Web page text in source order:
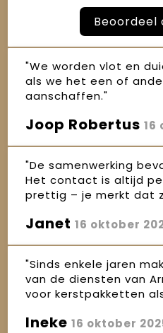
Beoordeel
"We worden vlot en
als we het een of
aanschaffen."
Joop Robertus 16
"De samenwerking
Het contact is altijd
prettig – je merkt dat
Janet 16 oktober
"Sinds enkele jaren
van de diensten van
voor kerstpakketten
Ineke 16 oktober